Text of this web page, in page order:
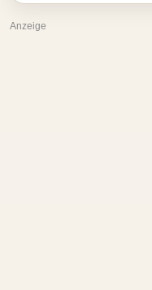
Anzeige